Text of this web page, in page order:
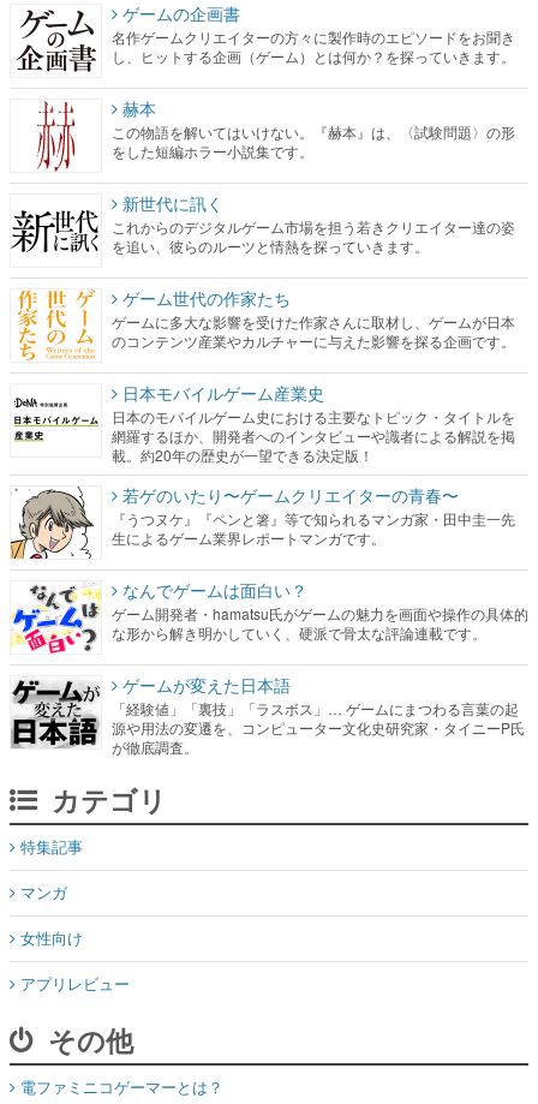
ゲームの企画書
名作ゲームクリエイターの方々に製作時のエピソードをお聞き
し、ヒットする企画（ゲーム）とは何か？を探っていきます。
赫本
この物語を解いてはいけない。『赫本』は、〈試験問題〉の形
をした短編ホラー小説集です。
新世代に訊く
これからのデジタルゲーム市場を担う若きクリエイター達の姿
を追い、彼らのルーツと情熱を探っていきます。
ゲーム世代の作家たち
ゲームに多大な影響を受けた作家さんに取材し、ゲームが日本
のコンテンツ産業やカルチャーに与えた影響を探る企画です。
日本モバイルゲーム産業史
日本のモバイルゲーム史における主要なトピック・タイトルを
網羅するほか、開発者へのインタビューや識者による解説を掲
載。約20年の歴史が一望できる決定版！
若ゲのいたり〜ゲームクリエイターの青春〜
『うつヌケ』『ペンと箸』等で知られるマンガ家・田中圭一先
生によるゲーム業界レポートマンガです。
なんでゲームは面白い？
ゲーム開発者・hamatsu氏がゲームの魅力を画面や操作の具体的
な形から解き明かしていく、硬派で骨太な評論連載です。
ゲームが変えた日本語
「経験値」「裏技」「ラスボス」… ゲームにまつわる言葉の起
源や用法の変遷を、コンピューター文化史研究家・タイニーP氏
が徹底調査。
カテゴリ
特集記事
マンガ
女性向け
アプリレビュー
その他
電ファミニコゲーマーとは？